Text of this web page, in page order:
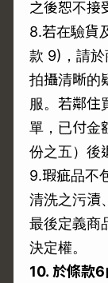
之後恕不接
8.若在驗貨
款 9)，請於
拍攝清晰的
服。若鄰住
單，已付金
份之五）後
9.瑕疵品不
清洗之污漬
最後定義商
決定權。
10. 於條款6